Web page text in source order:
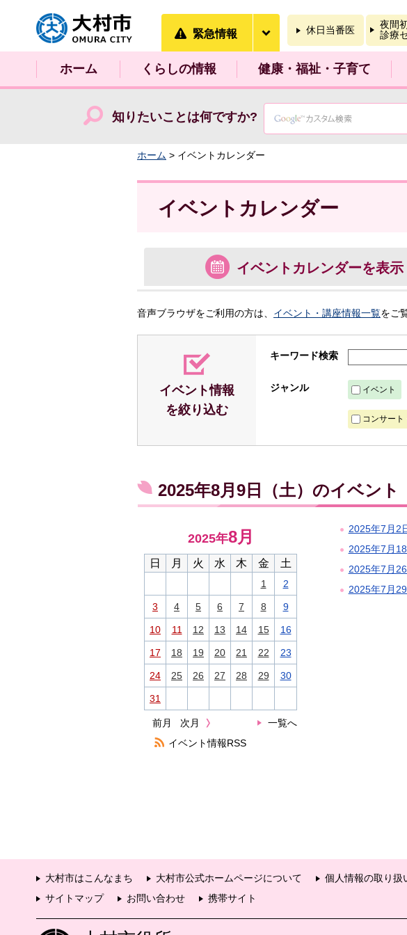
大村市
緊急情報 休日当番医
夜間
診療
ホーム くらしの情報 健康・福祉・子育て
知りたいことは何ですか?
ホーム > イベントカレンダー
イベントカレンダー
イベント カレンダーを表示
音声ブラウザをご利用の方は、 イベント・講座情報一覧をご
イベント情報
を絞り込む
キーワード検索
ジャンル イベント
コンサート
2025年8月9日（土）のイベント
2025年8月
日 月 火 水 木 金 土
1 2
3 4 5 6 7 8 9
10 11 12 13 14 15 16
17 18 19 20 21 22 23
24 25 26 27 28 29 30
31
前月 一覧へ
次月
イベント情報RSS
2025年7月2
2025年7月
2025年7月
2025年7月
大村市はこんなまち 大村市公式ホームページについて 個人情報の取り扱
サイトマップ
お問い合わせ 携帯サイト